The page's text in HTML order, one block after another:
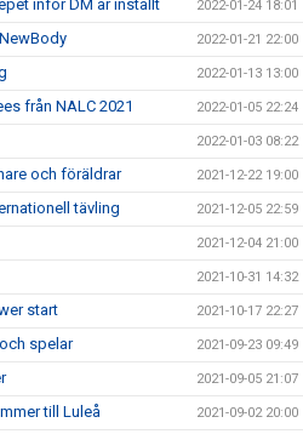
inför DM är inställt 2022-01-24 18:01
2022-01-21 22:00
2022-01-13 13:00
från NALC 2021 2022-01-05 22:24
2022-01-03 08:22
och föräldrar 2021-12-22 19:00
tävling 2021-12-05 22:59
2021-12-04 21:00
2021-10-31 14:32
start 2021-10-17 22:27
spelar 2021-09-23 09:49
2021-09-05 21:07
till Luleå 2021-09-02 20:00